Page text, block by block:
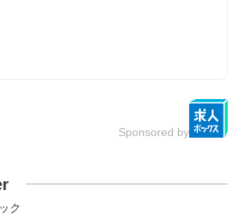
Sponsored by
ク